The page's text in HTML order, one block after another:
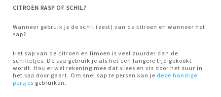
CITROEN RASP OF SCHIL?
Wanneer gebruik je de schil (zest) van de citroen en wanneer het
sap?
Het sap van de citroen en limoen is veel zuurder dan de
schilletjes. De sap gebruik je als het een langere tijd gekookt
wordt. Hou er wel rekening mee dat vlees en vis door het zuur in
het sap door gaart. Om snel sap te persen kan je deze handige
persjes gebruiken.